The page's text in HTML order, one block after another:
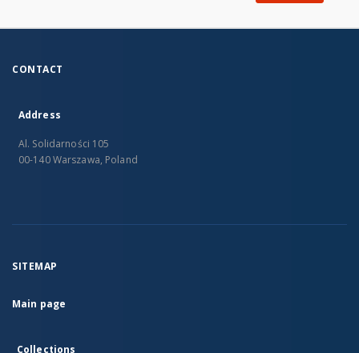
CONTACT
Address
Al. Solidarności 105
00-140 Warszawa, Poland
SITEMAP
Main page
Collections